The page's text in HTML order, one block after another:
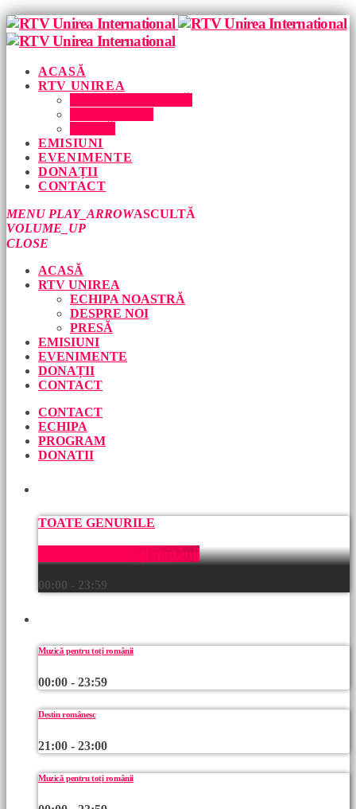
ACASĂ
RTV UNIREA
EMISIUNI
EVENIMENTE
DONAȚII
CONTACT
MENU PLAY_ARROWASCULTĂ
VOLUME_UP
CLOSE
ACASĂ
RTV UNIREA
ECHIPA NOASTRĂ
DESPRE NOI
PRESĂ
EMISIUNI
EVENIMENTE
DONAȚII
CONTACT
CONTACT
ECHIPA
PROGRAM
DONATII
TOATE GENURILE
Muzică pentru toți românii
00:00 - 23:59
Muzică pentru toți românii
00:00 - 23:59
Destin românesc
21:00 - 23:00
Muzică pentru toți românii